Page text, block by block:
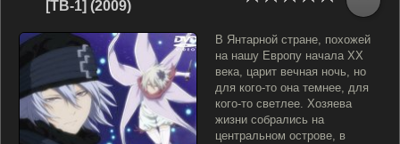
[ТВ-1] (2009)
В Янтарной стране, похожей
на нашу Европу начала XX
века, царит вечная ночь, но
для кого-то она темнее, для
кого-то светлее. Хозяева
жизни собрались на
центральном острове, в